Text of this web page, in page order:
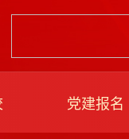
党建报名